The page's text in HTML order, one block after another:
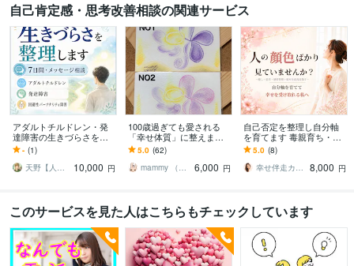
シータヒーリング
ビジネス代行・事務代行 ココナラ出品のコンサル・コーチング シータヒ
ーリング®
ココナラ カウンセリング ビジネス 起業 副業 出品 集客
悩み相談
シータヒーリング
コンサル
学歴
武蔵大学 1997年3月 ~ 2001年2月
自己肯定感・思考改善相談の関連サービス
アダルトチルドレン・発
達障害の生きづらさを整
えます 回避性パーソナリ
ティ障害・人間関係・HS
P7日間テキスト相談
- (1)
天野【人生相談・霊感占い師あまの】
10,000 円
100歳過ぎても愛される
「幸せ体質」に整えます
限定5名の定期購入専用メ
ニュー、まずは3ヶ月お試
し下さい
5.0 (62)
mammy （開運コーディネーター）
6,000 円
自己否定を整理し自分軸
を育てます 毒親育ち・親
の顔色を見て育った女性
へ
5.0 (8)
幸せ伴走カウンセラー⭐︎H・RAMIII
8,000 円
このサービスを見た人はこちらもチェックしています